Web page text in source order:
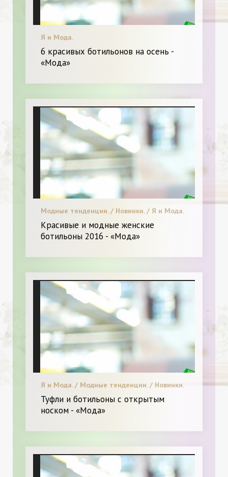
Я и Мода.
6 красивых ботильонов на осень -
«Мода»
Модные тенденции. / Новинки. / Я и Мода.
Красивые и модные женские
ботильоны 2016 - «Мода»
Я и Мода. / Модные тенденции. / Новинки.
/ Меняем образ.
Туфли и ботильоны с открытым
носком - «Мода»